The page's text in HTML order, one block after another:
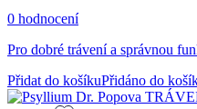
0 hodnocení
Pro dobré trávení a správnou
Přidat do košíkuPřidáno do